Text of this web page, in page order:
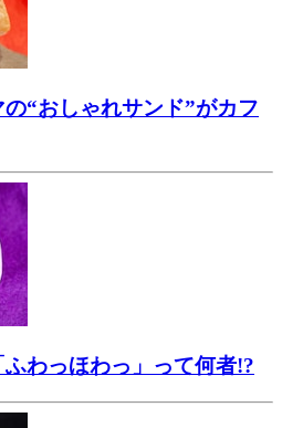
の“おしゃれサンド”がカフ
ふわっほわっ」って何者!?